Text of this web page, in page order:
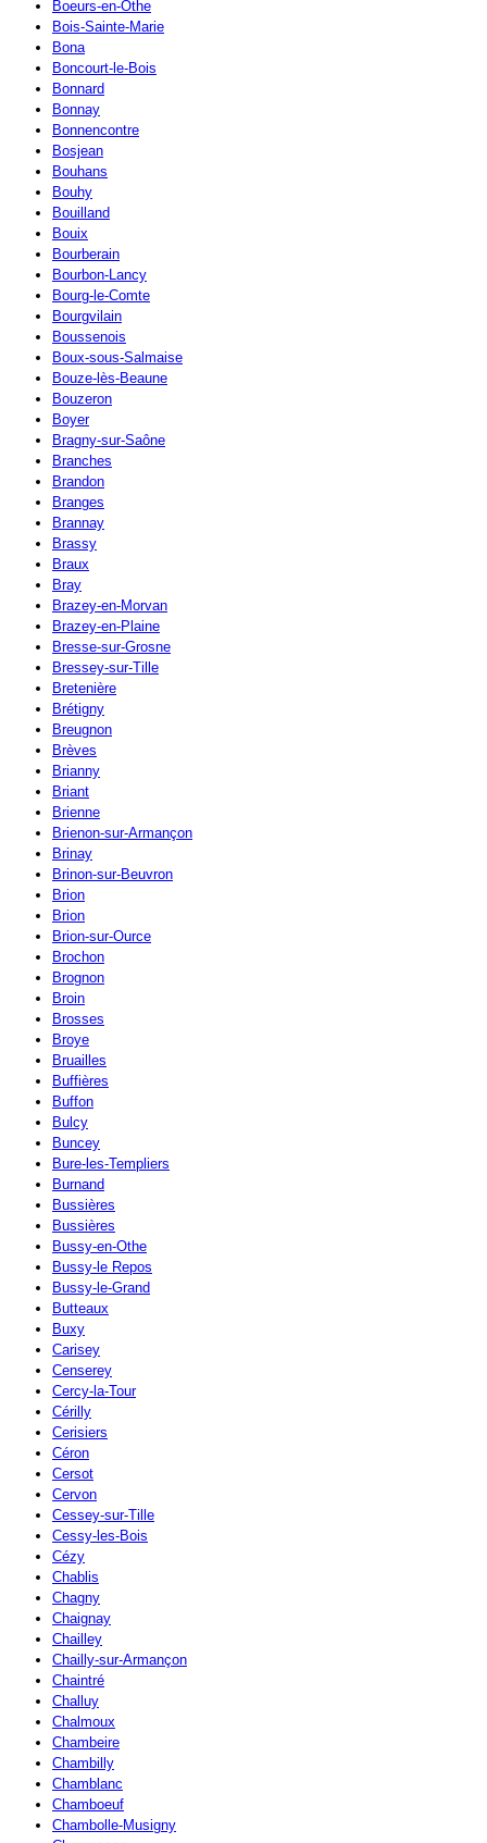
Boeurs-en-Othe
Bois-Sainte-Marie
Bona
Boncourt-le-Bois
Bonnard
Bonnay
Bonnencontre
Bosjean
Bouhans
Bouhy
Bouilland
Bouix
Bourberain
Bourbon-Lancy
Bourg-le-Comte
Bourgvilain
Boussenois
Boux-sous-Salmaise
Bouze-lès-Beaune
Bouzeron
Boyer
Bragny-sur-Saône
Branches
Brandon
Branges
Brannay
Brassy
Braux
Bray
Brazey-en-Morvan
Brazey-en-Plaine
Bresse-sur-Grosne
Bressey-sur-Tille
Bretenière
Brétigny
Breugnon
Brèves
Brianny
Briant
Brienne
Brienon-sur-Armançon
Brinay
Brinon-sur-Beuvron
Brion
Brion
Brion-sur-Ource
Brochon
Brognon
Broin
Brosses
Broye
Bruailles
Buffières
Buffon
Bulcy
Buncey
Bure-les-Templiers
Burnand
Bussières
Bussières
Bussy-en-Othe
Bussy-le Repos
Bussy-le-Grand
Butteaux
Buxy
Carisey
Censerey
Cercy-la-Tour
Cérilly
Cerisiers
Céron
Cersot
Cervon
Cessey-sur-Tille
Cessy-les-Bois
Cézy
Chablis
Chagny
Chaignay
Chailley
Chailly-sur-Armançon
Chaintré
Challuy
Chalmoux
Chambeire
Chambilly
Chamblanc
Chamboeuf
Chambolle-Musigny